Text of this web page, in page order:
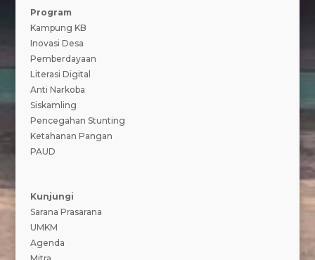
Program
Kampung KB
Inovasi Desa
Pemberdayaan
Literasi Digital
Anti Narkoba
Siskamling
Pencegahan Stunting
Ketahanan Pangan
PAUD
Kunjungi
Sarana Prasarana
UMKM
Agenda